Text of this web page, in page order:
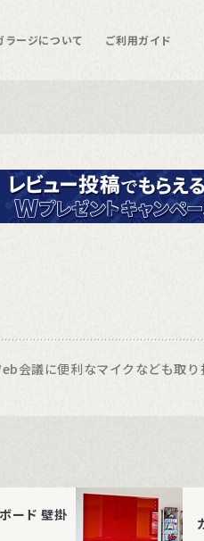
ラージについて ご利用ガイド
会議に便利なマイクなども取り
ード 壁掛